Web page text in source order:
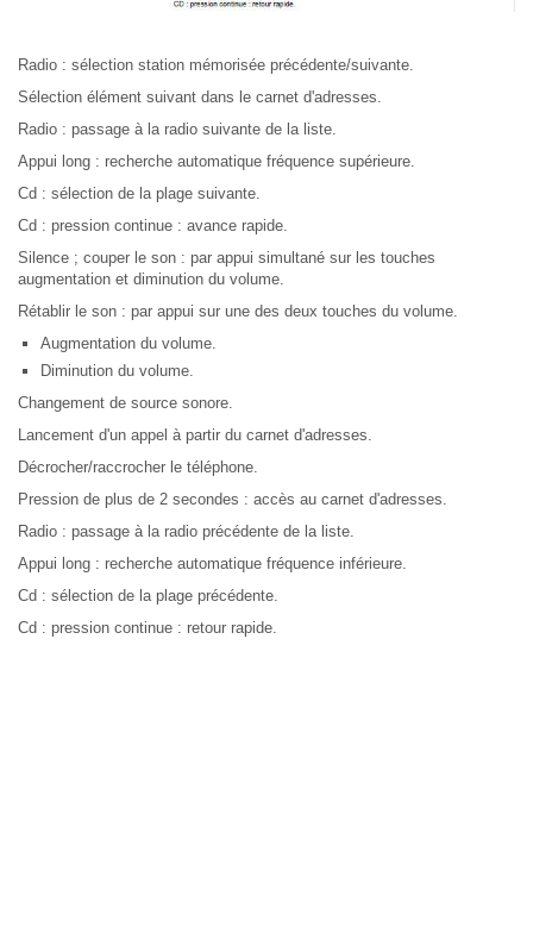
Radio : sélection station mémorisée précédente/suivante.
Sélection élément suivant dans le carnet d'adresses.
Radio : passage à la radio suivante de la liste.
Appui long : recherche automatique fréquence supérieure.
Cd : sélection de la plage suivante.
Cd : pression continue : avance rapide.
Silence ; couper le son : par appui simultané sur les touches
augmentation et diminution du volume.
Rétablir le son : par appui sur une des deux touches du volume.
Augmentation du volume.
Diminution du volume.
Changement de source sonore.
Lancement d'un appel à partir du carnet d'adresses.
Décrocher/raccrocher le téléphone.
Pression de plus de 2 secondes : accès au carnet d'adresses.
Radio : passage à la radio précédente de la liste.
Appui long : recherche automatique fréquence inférieure.
Cd : sélection de la plage précédente.
Cd : pression continue : retour rapide.